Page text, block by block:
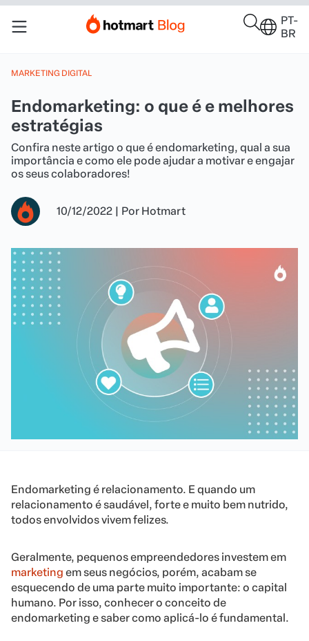
PT-
BR
MARKETING DIGITAL
Endomarketing: o que é e melhores
estratégias
Confira neste artigo o que é endomarketing, qual a sua
importância e como ele pode ajudar a motivar e engajar
os seus colaboradores!
10/12/2022 | Por Hotmart
Endomarketing é relacionamento. E quando um
relacionamento é saudável, forte e muito bem nutrido,
todos envolvidos vivem felizes.
Geralmente, pequenos empreendedores investem em
marketing em seus negócios, porém, acabam se
esquecendo de uma parte muito importante: o capital
humano. Por isso, conhecer o conceito de
endomarketing e saber como aplicá-lo é fundamental.